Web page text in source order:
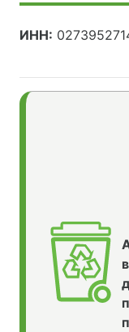
ИНН: